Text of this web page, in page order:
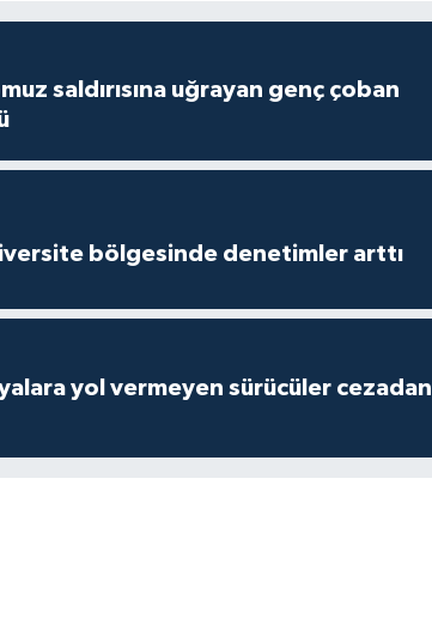
saldırısına uğrayan genç çoban
bölgesinde denetimler arttı
yol vermeyen sürücüler cezadan